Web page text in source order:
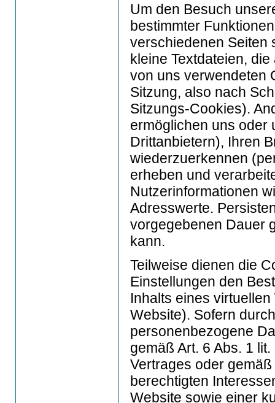
Um den Besuch
bestimmter
verschiedenen Seiten
kleine Textdateien,
von uns verwendeten
Sitzung, also nach
Sitzungs-Cookies).
ermöglichen uns oder
Drittanbietern), Ihren
wiederzuerkennen
erheben und
Nutzerinformationen
Adresswerte.
vorgegebenen Dauer
kann.
Teilweise dienen die
Einstellungen den
Inhalts eines
Website). Sofern
personenbezogene
gemäß Art. 6 Abs. 1
Vertrages oder
berechtigten
Website sowie einer